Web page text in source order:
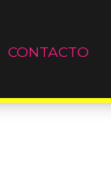
CONTACTO